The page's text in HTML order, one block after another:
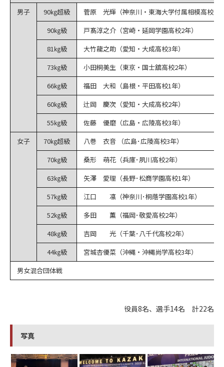
男子
90㎏超級
菅原 光輝（神奈川・東海大学付属相模高校2
90㎏級
戸髙淳之介（宮崎・延岡学園高校2年）
81㎏級
大竹龍之助（愛知・大成高校3年）
73㎏級
小田桐美生（東京・国士舘高校2年）
66㎏級
福田 大和（島根・平田高校1年）
60㎏級
辻岡 慶次（愛知・大成高校2年）
55㎏級
佐藤 優磨（広島・広陵高校3年）
女子
70㎏超級
八巻 衣音 （広島･広陵高校3年）
70㎏級
桑形 萌花（兵庫･夙川高校2年）
63㎏級
矢澤 愛理（長野･松商学園高校1年）
57㎏級
江口 凛（神奈川･桐蔭学園高校1年）
52㎏級
多田 薫（福岡･敬愛高校2年）
48㎏級
吉岡 光（千葉･八千代高校2年）
44㎏級
宮城杏優菜（沖縄・沖縄尚学高校3年）
男女混合団体戦
役員8名、選手14名 計22名
写真